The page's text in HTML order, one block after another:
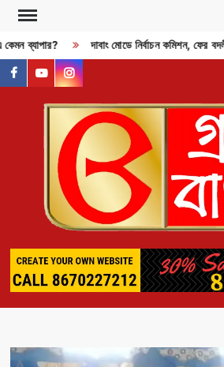
Skip
content
ব্যাপার? দাবাং মোডে নির্বাচন কমিশন, ফের
facebook
youtubeinstagram